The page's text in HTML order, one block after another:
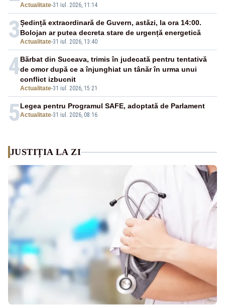
Actualitate-31 iul. 2026, 11:14
3Actualitate-31 iul. 2026, 13:40
Ședință extraordinară de Guvern, astăzi, la ora 14:00.
Bolojan ar putea decreta stare de urgență energetică
4
Actualitate-31 iul. 2026, 15:21
Bărbat din Suceava, trimis în judecată pentru tentativă
de omor după ce a înjunghiat un tânăr în urma unui
conflict izbucnit
5Actualitate-31 iul. 2026, 08:16
Legea pentru Programul SAFE, adoptată de Parlament
JUSTIȚIA LA ZI